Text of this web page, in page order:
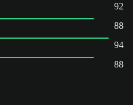
92
88
94
88